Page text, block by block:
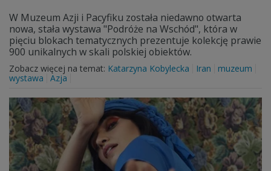
W Muzeum Azji i Pacyfiku została niedawno otwarta
nowa, stała wystawa "Podróże na Wschód", która w
pięciu blokach tematycznych prezentuje kolekcję prawie
900 unikalnych w skali polskiej obiektów.
Zobacz więcej na temat: Katarzyna Kobylecka Iran
muzeum
wystawa
Azja